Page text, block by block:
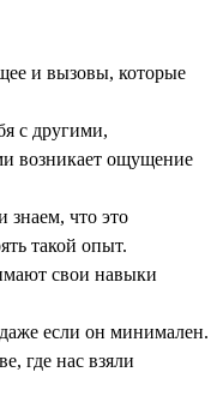
и вызовы, которые
с другими,
возникает ощущение
знаем, что это
такой опыт.
свои навыки
если он минимален.
где нас взяли